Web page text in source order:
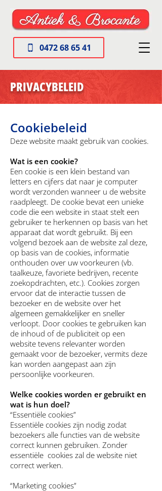
0472 68 65 41
PRIVACYBELEID
Cookiebeleid
Deze website maakt gebruik van cookies.
Wat is een cookie?
Een cookie is een klein bestand van
letters en cijfers dat naar je computer
wordt verzonden wanneer u de website
raadpleegt. De cookie bevat een unieke
code die een website in staat stelt een
gebruiker te herkennen op basis van het
apparaat dat wordt gebruikt. Bij een
volgend bezoek aan de website zal deze,
op basis van de cookies, informatie
onthouden over uw voorkeuren (vb.
taalkeuze, favoriete bedrijven, recente
zoekopdrachten, etc.). Cookies zorgen
ervoor dat de interactie tussen de
bezoeker en de website over het
algemeen gemakkelijker en sneller
verloopt. Door cookies te gebruiken kan
de inhoud of de publiciteit op een
website tevens relevanter worden
gemaakt voor de bezoeker, vermits deze
kan worden aangepast aan zijn
persoonlijke voorkeuren.
Welke cookies worden er gebruikt en
wat is hun doel?
“Essentiële cookies”
Essentiële cookies zijn nodig zodat
bezoekers alle functies van de website
correct kunnen gebruiken. Zonder
essentiële cookies zal de website niet
correct werken.
“Marketing cookies”